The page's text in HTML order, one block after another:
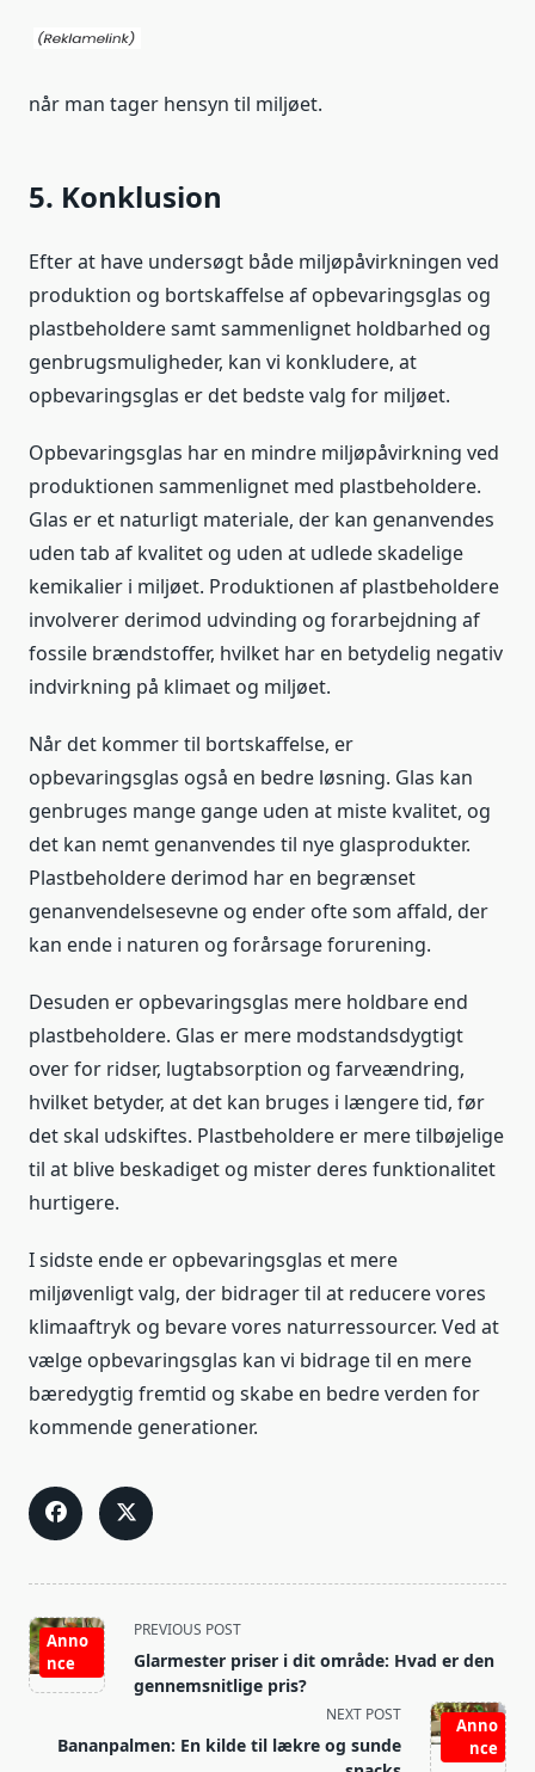
når man tager hensyn til miljøet.
5. Konklusion
Efter at have undersøgt både miljøpåvirkningen ved
produktion og bortskaffelse af opbevaringsglas og
plastbeholdere samt sammenlignet holdbarhed og
genbrugsmuligheder, kan vi konkludere, at
opbevaringsglas er det bedste valg for miljøet.
Opbevaringsglas har en mindre miljøpåvirkning ved
produktionen sammenlignet med plastbeholdere.
Glas er et naturligt materiale, der kan genanvendes
uden tab af kvalitet og uden at udlede skadelige
kemikalier i miljøet. Produktionen af plastbeholdere
involverer derimod udvinding og forarbejdning af
fossile brændstoffer, hvilket har en betydelig negativ
indvirkning på klimaet og miljøet.
Når det kommer til bortskaffelse, er
opbevaringsglas også en bedre løsning. Glas kan
genbruges mange gange uden at miste kvalitet, og
det kan nemt genanvendes til nye glasprodukter.
Plastbeholdere derimod har en begrænset
genanvendelsesevne og ender ofte som affald, der
kan ende i naturen og forårsage forurening.
Desuden er opbevaringsglas mere holdbare end
plastbeholdere. Glas er mere modstandsdygtigt
over for ridser, lugtabsorption og farveændring,
hvilket betyder, at det kan bruges i længere tid, før
det skal udskiftes. Plastbeholdere er mere tilbøjelige
til at blive beskadiget og mister deres funktionalitet
hurtigere.
I sidste ende er opbevaringsglas et mere
miljøvenligt valg, der bidrager til at reducere vores
klimaaftryk og bevare vores naturressourcer. Ved at
vælge opbevaringsglas kan vi bidrage til en mere
bæredygtig fremtid og skabe en bedre verden for
kommende generationer.
<span
class="nav-
subtitle
reader-
Anno
nce
PREVIOUS POST
Glarmester priser i dit område: Hvad er den
gennemsnitlige pris?
Anno
nce
NEXT POST
Bananpalmen: En kilde til lækre og sunde